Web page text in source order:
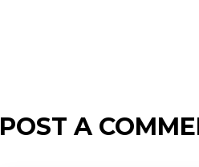
POST A